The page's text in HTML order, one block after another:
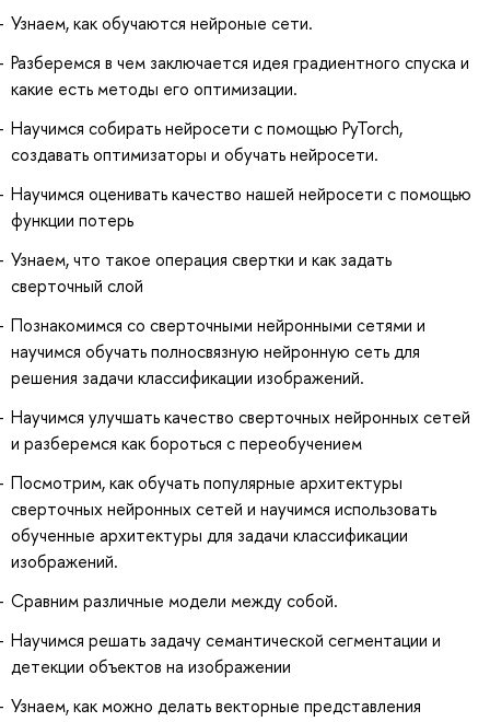
Узнаем, как обучаются нейроные сети.
Разберемся в чем заключается идея градиентного спуска и
какие есть методы его оптимизации.
Научимся собирать нейросети с помощью PyTorch,
создавать оптимизаторы и обучать нейросети.
Научимся оценивать качество нашей нейросети с помощью
функции потерь
Узнаем, что такое операция свертки и как задать
сверточный слой
Познакомимся со сверточными нейронными сетями и
научимся обучать полносвязную нейронную сеть для
решения задачи классификации изображений.
Научимся улучшать качество сверточных нейронных сетей
и разберемся как бороться с переобучением
Посмотрим, как обучать популярные архитектуры
сверточных нейронных сетей и научимся использовать
обученные архитектуры для задачи классификации
изображений.
Сравним различные модели между собой.
Научимся решать задачу семантической сегментации и
детекции объектов на изображении
Узнаем, как можно делать векторные представления